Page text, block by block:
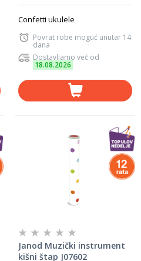
Confetti ukulele
Povrat robe moguć unutar 14
dana
Dostavljamo već od
18.08.2026
Janod Muzički instrument
kišni štap J07602